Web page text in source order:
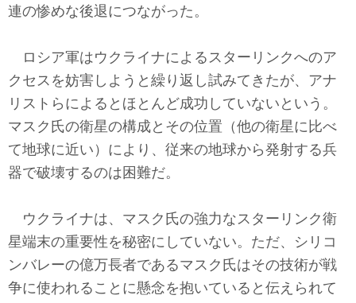
連の惨めな後退につながった。
ロシア軍はウクライナによるスターリンクへのア
クセスを妨害しようと繰り返し試みてきたが、アナ
リストらによるとほとんど成功していないという。
マスク氏の衛星の構成とその位置（他の衛星に比べ
て地球に近い）により、従来の地球から発射する兵
器で破壊するのは困難だ。
ウクライナは、マスク氏の強力なスターリンク衛
星端末の重要性を秘密にしていない。ただ、シリコ
ンバレーの億万長者であるマスク氏はその技術が戦
争に使われることに懸念を抱いていると伝えられて